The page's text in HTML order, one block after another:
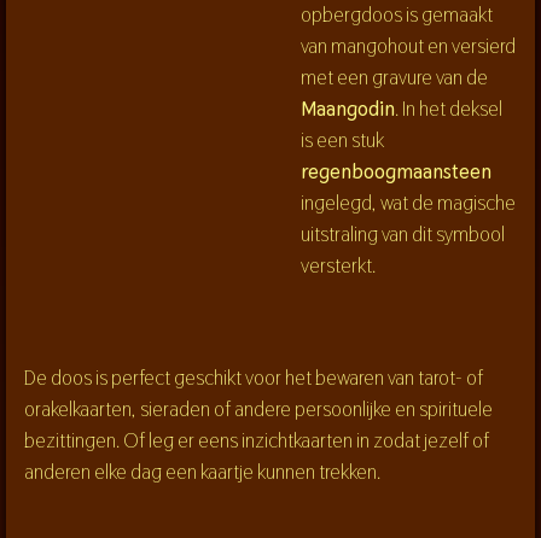
opbergdoos is gemaakt
van mangohout en versierd
met een gravure van de
Maangodin. In het deksel
is een stuk
regenboogmaansteen
ingelegd, wat de magische
uitstraling van dit symbool
versterkt.
De doos is perfect geschikt voor het bewaren van tarot- of
orakelkaarten, sieraden of andere persoonlijke en spirituele
bezittingen. Of leg er eens inzichtkaarten in zodat jezelf of
anderen elke dag een kaartje kunnen trekken.